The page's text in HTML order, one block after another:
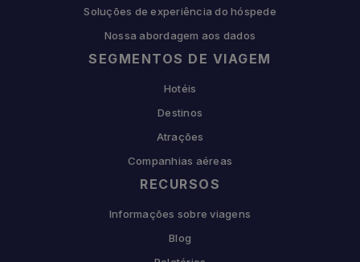
Soluções de experiência do hóspede
Nossa abordagem aos dados
SEGMENTOS DE VIAGEM
Hotéis
Destinos
Atrações
Companhias aéreas
RECURSOS
Informações sobre viagens
Blog